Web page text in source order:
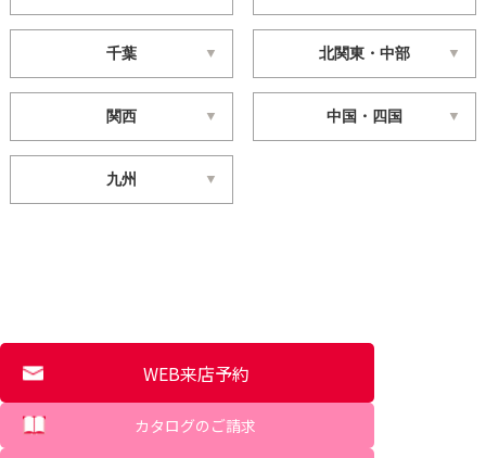
千葉 北関東・中部
関西 中国・四国
九州
WEB来店予約
カタログのご請求